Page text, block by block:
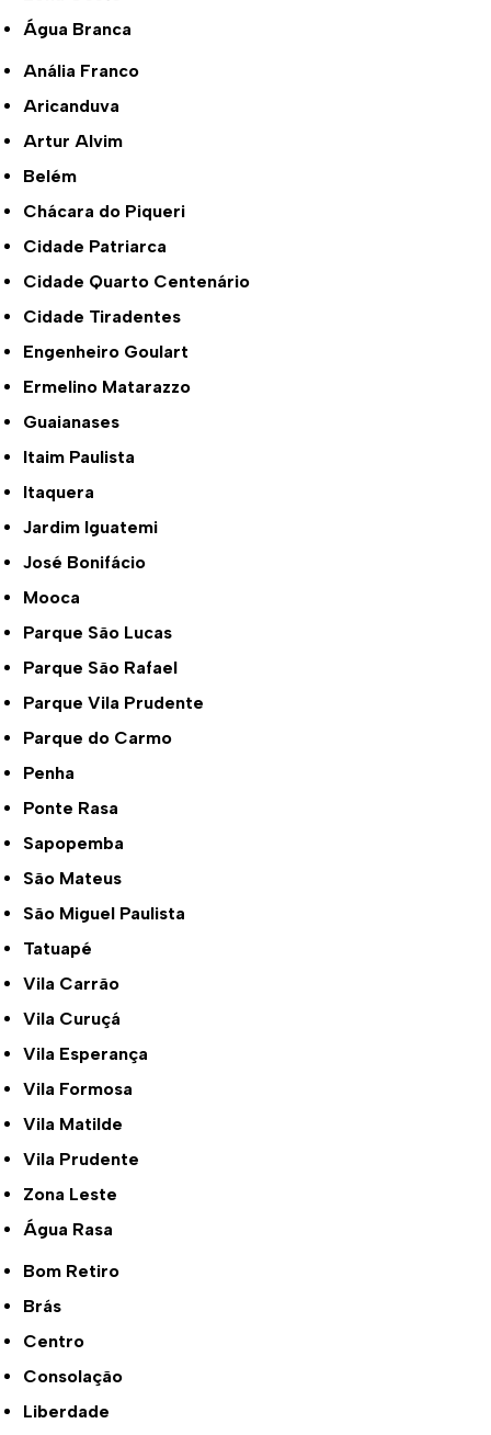
Água Branca
Anália Franco
Aricanduva
Artur Alvim
Belém
Chácara do Piqueri
Cidade Patriarca
Cidade Quarto Centenário
Cidade Tiradentes
Engenheiro Goulart
Ermelino Matarazzo
Guaianases
Itaim Paulista
Itaquera
Jardim Iguatemi
José Bonifácio
Mooca
Parque São Lucas
Parque São Rafael
Parque Vila Prudente
Parque do Carmo
Penha
Ponte Rasa
Sapopemba
São Mateus
São Miguel Paulista
Tatuapé
Vila Carrão
Vila Curuçá
Vila Esperança
Vila Formosa
Vila Matilde
Vila Prudente
Zona Leste
Água Rasa
Bom Retiro
Brás
Centro
Consolação
Liberdade